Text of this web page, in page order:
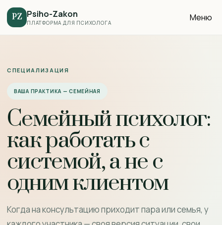
PZ Psiho-Zakon
ПЛАТФОРМА ДЛЯ ПСИХОЛОГА Меню
СПЕЦИАЛИЗАЦИЯ
ВАША ПРАКТИКА — СЕМЕЙНАЯ
Семейный психолог:
как работать с
системой, а не с
одним клиентом
Когда на консультацию приходит пара или семья, у